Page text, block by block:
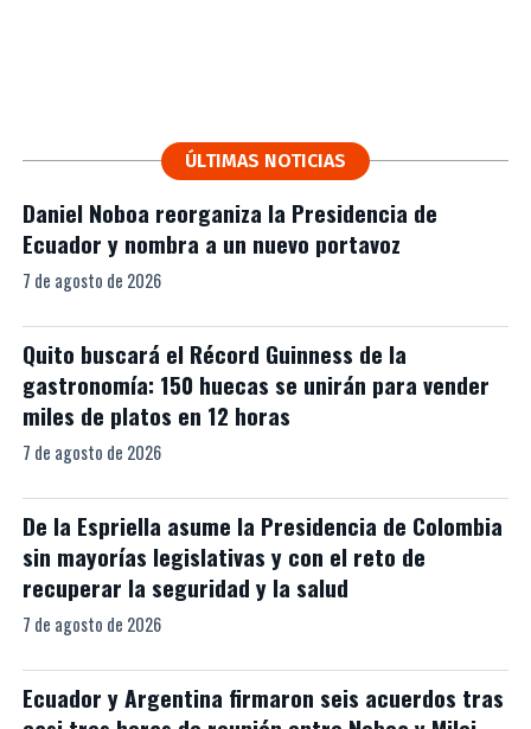
ÚLTIMAS NOTICIAS
Daniel Noboa reorganiza la Presidencia de
Ecuador y nombra a un nuevo portavoz
7 de agosto de 2026
Quito buscará el Récord Guinness de la
gastronomía: 150 huecas se unirán para vender
miles de platos en 12 horas
7 de agosto de 2026
De la Espriella asume la Presidencia de Colombia
sin mayorías legislativas y con el reto de
recuperar la seguridad y la salud
7 de agosto de 2026
Ecuador y Argentina firmaron seis acuerdos tras